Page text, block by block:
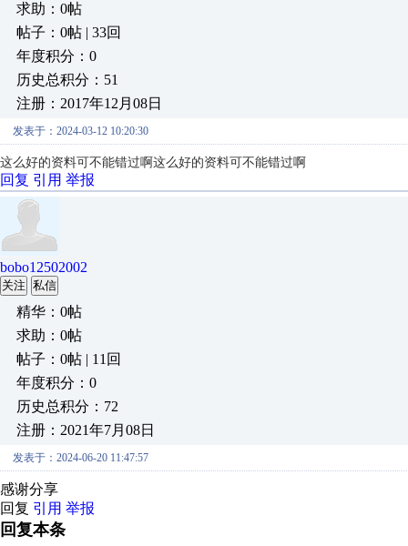
求助：0帖
帖子：0帖 | 33回
年度积分：0
历史总积分：51
注册：2017年12月08日
发表于：2024-03-12 10:20:30
这么好的资料可不能错过啊 这么好的资料可不能错过啊
回复 引用 举报
bobo12502002
关注 私信
精华：0帖
求助：0帖
帖子：0帖 | 11回
年度积分：0
历史总积分：72
注册：2021年7月08日
发表于：2024-06-20 11:47:57
感谢分享
回复 引用 举报
回复本条